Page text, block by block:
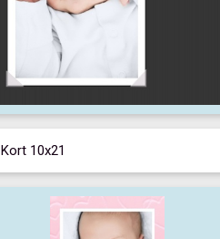
Kort 10x21